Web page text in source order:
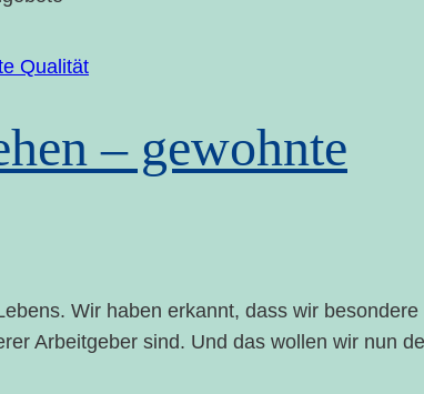
– gewohn­te
Wir haben erkannt, dass wir beson­de­re
Arbeit­ge­ber sind. Und das wol­len wir nun